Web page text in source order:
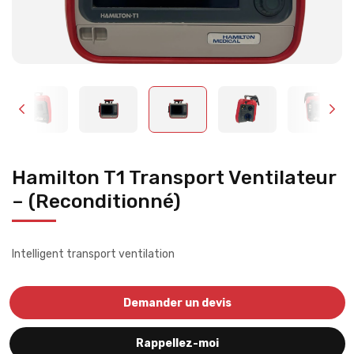
Hamilton T1 Transport Ventilateur
– (Reconditionné)
Intelligent transport ventilation
Demander un devis
Rappellez-moi